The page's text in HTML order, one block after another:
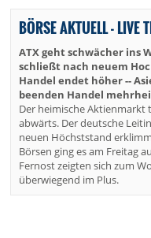
BÖRSE AKTUELL - LIVE
ATX geht schwächer ins
schließt nach neuem
Handel endet höher --
beenden Handel
Der heimische Aktienmarkt
abwärts. Der deutsche
neuen Höchststand
Börsen ging es am Freitag
Fernost zeigten sich zum
überwiegend im Plus.